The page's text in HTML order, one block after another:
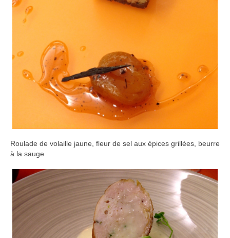
Roulade de volaille jaune, fleur de sel aux épices grillées, beurre
à la sauge